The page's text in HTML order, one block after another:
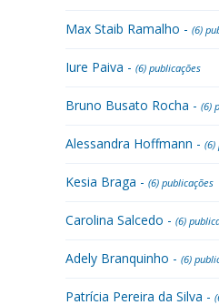
Max Staib Ramalho - (6)
Iure Paiva - (6) publicações
Bruno Busato Rocha - (6)
Alessandra Hoffmann - (6)
Kesia Braga - (6) publicações
Carolina Salcedo - (6)
Adely Branquinho - (6)
Patrícia Pereira da Silva -